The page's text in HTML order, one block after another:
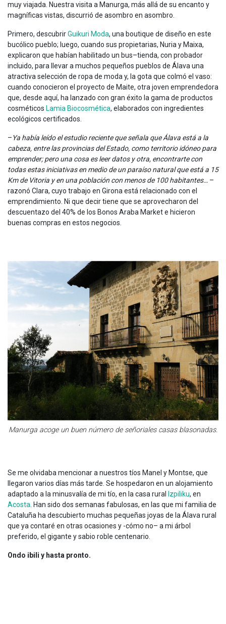
muy viajada. Nuestra visita a Manurga, más allá de su encanto y
magníficas vistas, discurrió de asombro en asombro.
Primero, descubrirGuikuri Moda, una boutique de diseño en este
bucólico pueblo; luego, cuando sus propietarias, Nuria y Maixa,
explicaron que habían habilitado un bus–tienda, con probador
incluido, para llevar a muchos pequeños pueblos de Álava una
atractiva selección de ropa de moda y, la gota que colmó el vaso:
cuando conocieron el proyecto de Maite, otra joven emprendedora
que, desde aquí, ha lanzado con gran éxito la gama de productos
cosméticos Lamia Biocosmética, elaborados con ingredientes
ecológicos certificados.
–Ya había leído el estudio reciente que señala que Álava está a la
cabeza, entre las provincias del Estado, como territorio idóneo para
emprender; pero una cosa es leer datos y otra, encontrarte con
todas estas iniciativas en medio de un paraíso natural que está a 15
Km de Vitoria y en una población con menos de 100 habitantes… –
razonó Clara, cuyo trabajo en Girona está relacionado con el
emprendimiento. Ni que decir tiene que se aprovecharon del
descuentazo del 40% de los Bonos Araba Market e hicieron
buenas compras en estos negocios.
Manurga acoge un buen número de señoriales casas blasonadas.
Se me olvidaba mencionar a nuestros tíos Manel y Montse, que
llegaron varios días más tarde. Se hospedaron en un alojamiento
adaptado a la minusvalía de mi tío, en la casa rural
Izpiliku, en
Acosta . Han sido dos semanas fabulosas, en las que mi familia de
Cataluña ha descubierto muchas pequeñas joyas de la Álava rural
que ya contaré en otras ocasiones y -cómo no– a mi árbol
preferido, el gigante y sabio roble centenario.
Ondo ibili y hasta pronto.